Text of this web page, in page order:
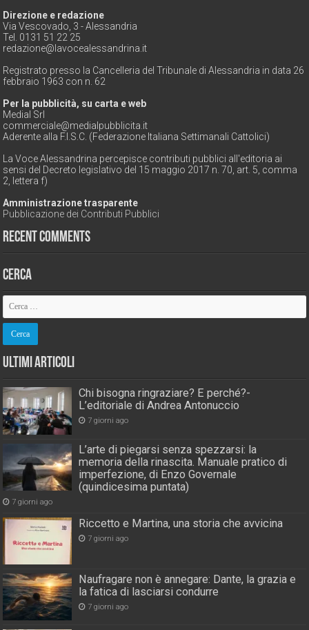
Direzione e redazione
Via Vescovado, 3 - Alessandria
Tel. 0131 51 22 25
redazione@lavocealessandrina.it
Registrato presso la Cancelleria del Tribunale di Alessandria in data 26
febbraio 1963 con n. 62
Per la pubblicità, su carta e web
Medial Srl
commerciale@medialpubblicita.it
Aderente alla F.I.S.C. (Federazione Italiana Settimanali Cattolici)
La Voce Alessandrina percepisce contributi pubblici all'editoria ai
sensi del Decreto legislativo del 15 maggio 2017 n. 70, art. 5, comma
2, lettera f)
Amministrazione trasparente
Pubblicazione dei Contributi Pubblici
Recent Comments
Cerca
Ultimi Articoli
Chi bisogna ringraziare? E perché?-
L’editoriale di Andrea Antonuccio
7 giorni ago
L’arte di piegarsi senza spezzarsi: la
memoria della rinascita. Manuale pratico di
imperfezione, di Enzo Governale
(quindicesima puntata)
7 giorni ago
Riccetto e Martina, una storia che avvicina
7 giorni ago
Naufragare non è annegare: Dante, la grazia e
la fatica di lasciarsi condurre
7 giorni ago